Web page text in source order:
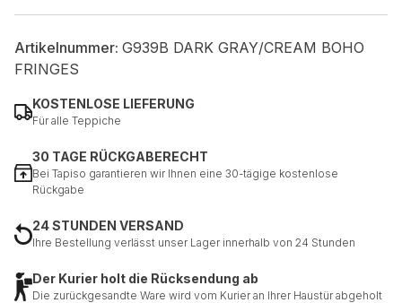
Artikelnummer: G939B DARK GRAY/CREAM BOHO
FRINGES
KOSTENLOSE LIEFERUNG
Für alle Teppiche
30 TAGE RÜCKGABERECHT
Bei Tapiso garantieren wir Ihnen eine 30-tägige kostenlose
Rückgabe
24 STUNDEN VERSAND
Ihre Bestellung verlässt unser Lager innerhalb von 24 Stunden
Der Kurier holt die Rücksendung ab
Die zurückgesandte Ware wird vom Kurier an Ihrer Haustür abgeholt
Alle akzeptieren